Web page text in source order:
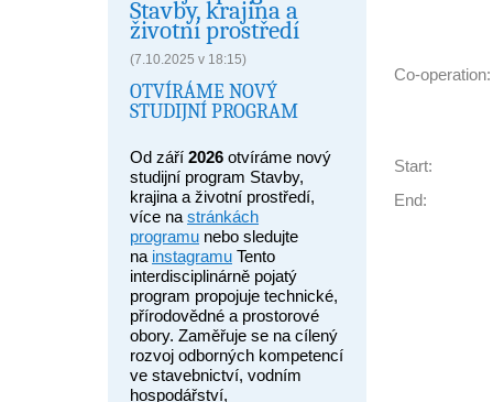
Stavby, krajina a
životní prostředí
(7.10.2025 v 18:15)
OTVÍRÁME NOVÝ
STUDIJNÍ PROGRAM
Od září 2026 otvíráme nový
studijní program Stavby,
krajina a životní prostředí,
více na stránkách
programu nebo sledujte
na instagramu Tento
interdisciplinárně pojatý
program propojuje technické,
přírodovědné a prostorové
obory. Zaměřuje se na cílený
rozvoj odborných kompetencí
ve stavebnictví, vodním
hospodářství,
Co-operation:
Start:
End: